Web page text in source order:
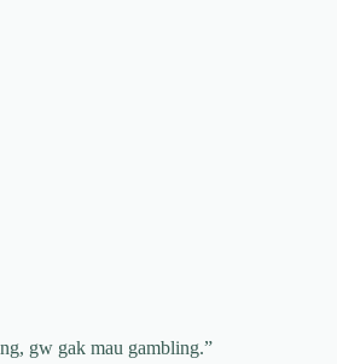
gw gak mau gambling.”